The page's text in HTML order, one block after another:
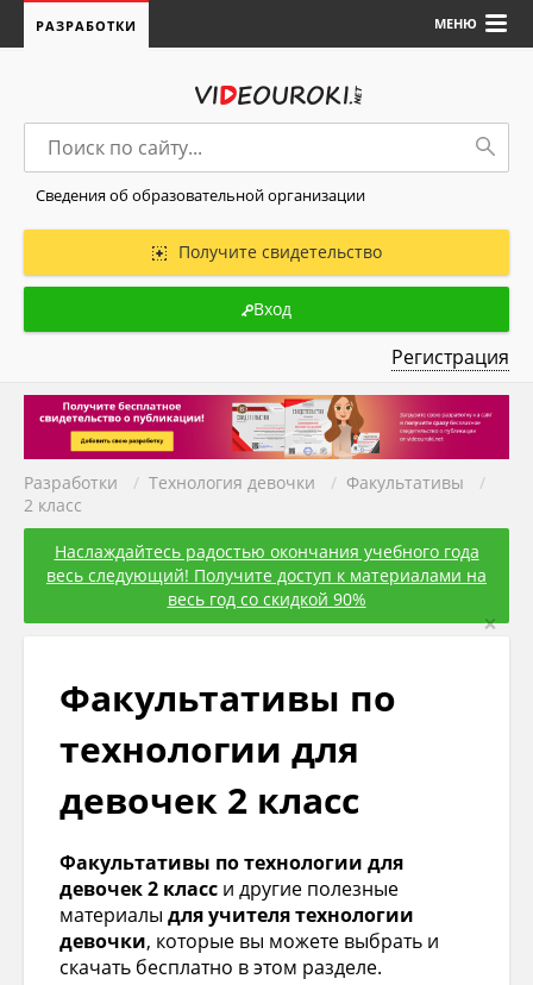
МЕНЮ
РАЗРАБОТКИ
Сведения об образовательной организации
Получите свидетельство
Вход
Регистрация
Разработки / Технология девочки / Факультативы
/
2 класс
Наслаждайтесь радостью окончания учебного года
весь следующий! Получите доступ к материалами на
весь год со скидкой 90%
×
Факультативы по
технологии для
девочек 2 класс
Факультативы по технологии для
девочек 2 класс и другие полезные
материалы для учителя технологии
девочки, которые вы можете выбрать и
скачать бесплатно в этом разделе.